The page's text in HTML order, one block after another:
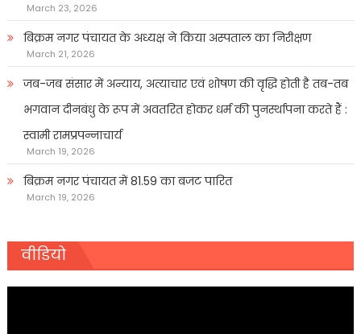
March 23, 2026
बिक्रम नगर पंचायत के अध्यक्ष ने किया अस्पताल का निरीक्षण
March 21, 2026
जब-जब संसार में अन्याय, अत्याचार एवं शोषण की वृद्धि होती है तब-तब
भगवान दीनबंधु के रूप में अवतरित होकर धर्म की पुनर्स्थापना करते हैं :
स्वामी रामप्रपन्नाचार्य
March 19, 2026
बिक्रम नगर पंचायत में 81.59 का बजट पारित
March 19, 2026
वीडियो